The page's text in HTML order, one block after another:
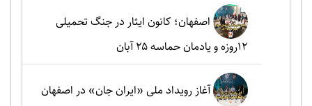
اصفهان؛ کانون ایثار در جنگ تحمیلی
۱۲روزه و یادمان حماسه ۲۵ آبان
آغاز رویداد ملی «ایران جان» در اصفهان